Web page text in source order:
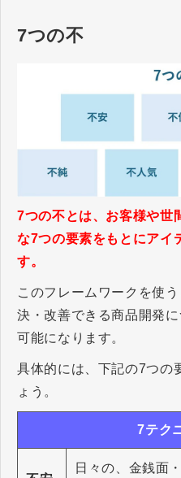
7つの不
7つの不とは、お客様や世
な7つの要素をもとにアイ
す。
このフレームワークを使
決・改善できる商品開発
可能になります。
具体的には、下記の7つの
ょう。
7テク
日々の、金銭面